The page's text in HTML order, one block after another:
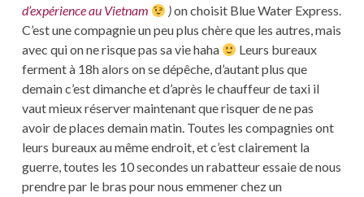
d’expérience au Vietnam
)on choisit Blue Water Express.
C’est une compagnie un peu plus chère que les autres, mais
avec qui on ne risque pas sa vie haha
Leurs bureaux
ferment à 18h alors on se dépêche, d’autant plus que
demain c’est dimanche et d’après le chauffeur de taxi il
vaut mieux réserver maintenant que risquer de ne pas
avoir de places demain matin. Toutes les compagnies ont
leurs bureaux au même endroit, et c’est clairement la
guerre, toutes les 10 secondes un rabatteur essaie de nous
prendre par le bras pour nous emmener chez un